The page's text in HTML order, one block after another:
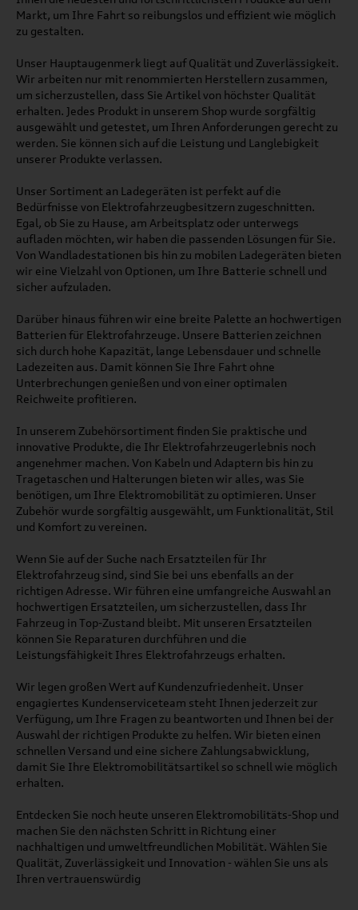
Markt, um Ihre Fahrt so reibungslos und effizient wie möglich
zu gestalten.
Unser Hauptaugenmerk liegt auf Qualität und Zuverlässigkeit.
Wir arbeiten nur mit renommierten Herstellern zusammen,
um sicherzustellen, dass Sie Artikel von höchster Qualität
erhalten. Jedes Produkt in unserem Shop wurde sorgfältig
ausgewählt und getestet, um Ihren Anforderungen gerecht zu
werden. Sie können sich auf die Leistung und Langlebigkeit
unserer Produkte verlassen.
Unser Sortiment an Ladegeräten ist perfekt auf die
Bedürfnisse von Elektrofahrzeugbesitzern zugeschnitten.
Egal, ob Sie zu Hause, am Arbeitsplatz oder unterwegs
aufladen möchten, wir haben die passenden Lösungen für Sie.
Von Wandladestationen bis hin zu mobilen Ladegeräten bieten
wir eine Vielzahl von Optionen, um Ihre Batterie schnell und
sicher aufzuladen.
Darüber hinaus führen wir eine breite Palette an hochwertigen
Batterien für Elektrofahrzeuge. Unsere Batterien zeichnen
sich durch hohe Kapazität, lange Lebensdauer und schnelle
Ladezeiten aus. Damit können Sie Ihre Fahrt ohne
Unterbrechungen genießen und von einer optimalen
Reichweite profitieren.
In unserem Zubehörsortiment finden Sie praktische und
innovative Produkte, die Ihr Elektrofahrzeugerlebnis noch
angenehmer machen. Von Kabeln und Adaptern bis hin zu
Tragetaschen und Halterungen bieten wir alles, was Sie
benötigen, um Ihre Elektromobilität zu optimieren. Unser
Zubehör wurde sorgfältig ausgewählt, um Funktionalität, Stil
und Komfort zu vereinen.
Wenn Sie auf der Suche nach Ersatzteilen für Ihr
Elektrofahrzeug sind, sind Sie bei uns ebenfalls an der
richtigen Adresse. Wir führen eine umfangreiche Auswahl an
hochwertigen Ersatzteilen, um sicherzustellen, dass Ihr
Fahrzeug in Top-Zustand bleibt. Mit unseren Ersatzteilen
können Sie Reparaturen durchführen und die
Leistungsfähigkeit Ihres Elektrofahrzeugs erhalten.
Wir legen großen Wert auf Kundenzufriedenheit. Unser
engagiertes Kundenserviceteam steht Ihnen jederzeit zur
Verfügung, um Ihre Fragen zu beantworten und Ihnen bei der
Auswahl der richtigen Produkte zu helfen. Wir bieten einen
schnellen Versand und eine sichere Zahlungsabwicklung,
damit Sie Ihre Elektromobilitätsartikel so schnell wie möglich
erhalten.
Entdecken Sie noch heute unseren Elektromobilitäts-Shop und
machen Sie den nächsten Schritt in Richtung einer
nachhaltigen und umweltfreundlichen Mobilität. Wählen Sie
Qualität, Zuverlässigkeit und Innovation - wählen Sie uns als
Ihren vertrauenswürdig